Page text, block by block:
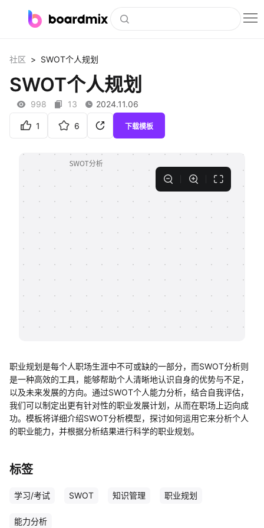
社区资源
下载
会员
客户案例
支持
帮助中心
社区 > SWOT个人规划
SWOT个人规划
998 13 2024.11.06
1 6 下载模板
职业规划是每个人职场生涯中不可或缺的一部分，而SWOT分析则
是一种高效的工具，能够帮助个人清晰地认识自身的优势与不足，
以及未来发展的方向。通过SWOT个人能力分析，结合自我评估，
我们可以制定出更有针对性的职业发展计划，从而在职场上迈向成
功。模板将详细介绍SWOT分析模型，探讨如何运用它来分析个人
的职业能力，并根据分析结果进行科学的职业规划。
标签
学习/考试 SWOT 知识管理 职业规划
能力分析